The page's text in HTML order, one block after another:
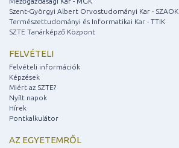
Szent-Györgyi Albert Orvostudományi Kar - SZAOK
Természettudományi és Informatikai Kar - TTIK
SZTE Tanárképző Központ
FELVÉTELI
Felvételi információk
Képzések
Miért az SZTE?
Nyílt napok
Hírek
Pontkalkulátor
AZ EGYETEMRŐL